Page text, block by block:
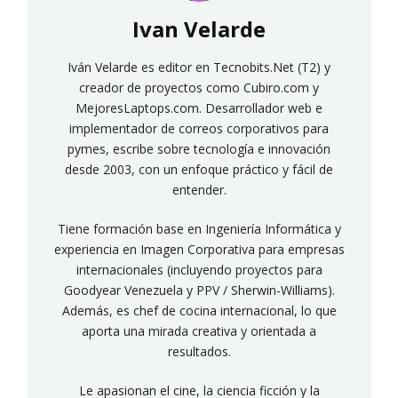
Ivan Velarde
Iván Velarde es editor en Tecnobits.Net (T2) y
creador de proyectos como Cubiro.com y
MejoresLaptops.com. Desarrollador web e
implementador de correos corporativos para
pymes, escribe sobre tecnología e innovación
desde 2003, con un enfoque práctico y fácil de
entender.
Tiene formación base en Ingeniería Informática y
experiencia en Imagen Corporativa para empresas
internacionales (incluyendo proyectos para
Goodyear Venezuela y PPV / Sherwin-Williams).
Además, es chef de cocina internacional, lo que
aporta una mirada creativa y orientada a
resultados.
Le apasionan el cine, la ciencia ficción y la